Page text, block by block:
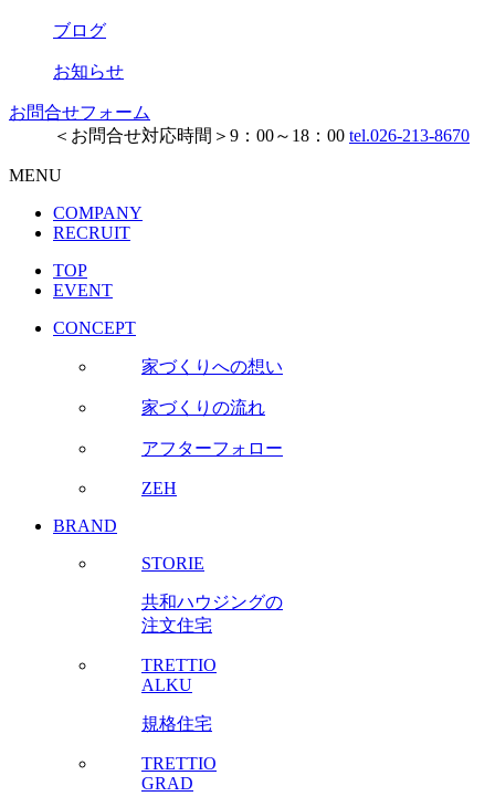
ブログ
お知らせ
お問合せフォーム
＜お問合せ対応時間＞9：00～18：00 tel.026-213-8670
MENU
COMPANY
RECRUIT
TOP
EVENT
CONCEPT
家づくりへの想い
家づくりの流れ
アフターフォロー
ZEH
BRAND
STORIE
共和ハウジングの
注文住宅
TRETTIO
ALKU
規格住宅
TRETTIO
GRAD